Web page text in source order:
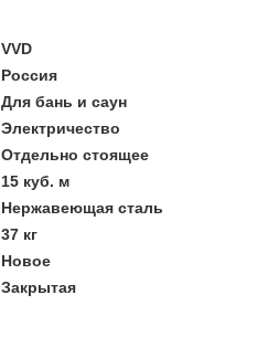
VVD
Россия
Для бань и саун
Электричество
Отдельно стоящее
15 куб. м
Нержавеющая сталь
37 кг
Новое
Закрытая